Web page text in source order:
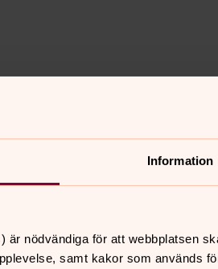
Information
är nödvändiga för att webbplatsen
samt kakor som används